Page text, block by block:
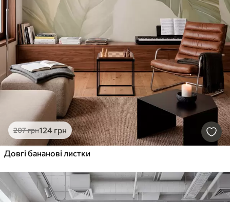
207грн124 грн
Довгі бананові листки